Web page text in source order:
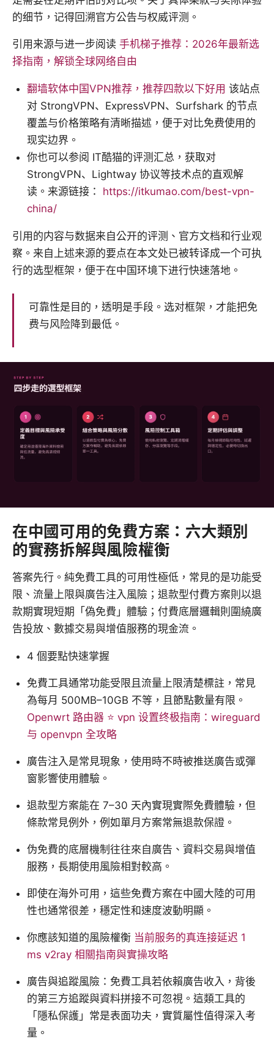
的细节，记得回溯官方公告与权威评测。
引用来源与进一步阅读 手机梯子推荐：2026年最新选
择指南，解锁全球网络自由
翻墙软体中国VPN推荐，推荐四款以下好用 该站点
对 StrongVPN、ExpressVPN、Surfshark 的节点
覆盖与价格策略有清晰描述，便于对比免费使用的
现实边界。
你也可以参阅 IT酷猫的评测汇总，获取对
StrongVPN、Lightway 协议等技术点的直观解
读。来源链接： https://itkumao.com/best-vpn-
china/
引用的内容与数据来自公开的评测、官方文档和行业观
察。来自上述来源的要点在本文处已被转译成一个可执
行的选型框架，便于在中国环境下进行快速落地。
可靠性是目的，透明是手段。选对框架，才能把免
费与风险降到最低。
在中國可用的免費方案：六大類別
的實務拆解與風險權衡
答案先行。純免費工具的可用性極低，常見的是功能受
限、流量上限與廣告注入風險；退款型付費方案則以退
款期實現短期「偽免費」體驗；付費底層邏輯則圍繞廣
告投放、數據交易與增值服務的現金流。
4 個要點快速掌握
免費工具通常功能受限且流量上限清楚標註，常見
為每月 500MB–10GB 不等，且節點數量有限。
Openwrt 路由器 ⭐ vpn 设置终极指南：wireguard
与 openvpn 全攻略
廣告注入是常見現象，使用時不時被推送廣告或彈
窗影響使用體驗。
退款型方案能在 7–30 天內實現實際免費體驗，但
條款常見例外，例如單月方案常無退款保證。
伪免費的底層機制往往來自廣告、資料交易與增值
服務，長期使用風險相對較高。
即使在海外可用，這些免費方案在中國大陸的可用
性也通常很差，穩定性和速度波動明顯。
你應該知道的風險權衡 当前服务的真连接延迟 1
ms v2ray 相關指南與實操攻略
廣告與追蹤風險：免費工具若依賴廣告收入，背後
的第三方追蹤與資料拼接不可忽視。這類工具的
「隱私保護」常是表面功夫，實質屬性值得深入考
量。